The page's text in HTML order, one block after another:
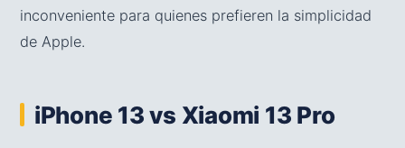
inconveniente para quienes prefieren la simplicidad
de Apple.
iPhone 13 vs Xiaomi 13 Pro